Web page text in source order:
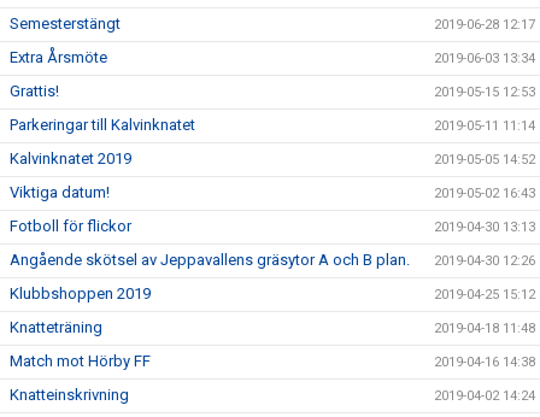
Semesterstängt 2019-06-28 12:17
Extra Årsmöte 2019-06-03 13:34
Grattis! 2019-05-15 12:53
Parkeringar till Kalvinknatet 2019-05-11 11:14
Kalvinknatet 2019 2019-05-05 14:52
Viktiga datum! 2019-05-02 16:43
Fotboll för flickor 2019-04-30 13:13
Angående skötsel av Jeppavallens gräsytor A och B plan. 2019-04-30 12:26
Klubbshoppen 2019 2019-04-25 15:12
Knatteträning 2019-04-18 11:48
Match mot Hörby FF 2019-04-16 14:38
Knatteinskrivning 2019-04-02 14:24